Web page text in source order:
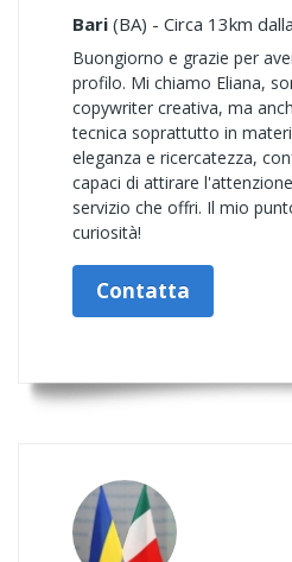
Bari (BA) - Circa 13km
Buongiorno e grazie per
profilo. Mi chiamo Eliana,
copywriter creativa, ma
tecnica soprattutto in
eleganza e ricercatezza,
capaci di attirare
servizio che offri. Il mio
curiosità!
Contatta